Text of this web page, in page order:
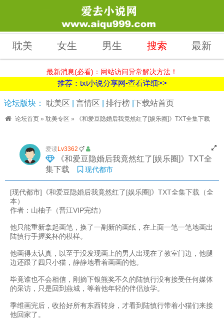
耽美 女生 男生 搜索 最新
最新消息(必看)：网站访问异常解决方法！
推荐：txt小说分享网-查看详细>>
论坛版块： 耽美区 言情区 排行榜 下载站首页
论坛首页 » 耽美专区 » 《和爱豆隐婚后我竟然红了[娱乐圈]》TXT全集下载
爱读 Lv3362
《和爱豆隐婚后我竟然红了[娱乐圈]》TXT全
集下载
现代都市
[现代都市]《和爱豆隐婚后我竟然红了[娱乐圈]》TXT全集下载（全
本）
作者：山柚子（晋江VIP完结）
他只能重新拿起画笔，换了一副新的画纸，在上面一笔一笔地画出
陆慎行手握奖杯的模样。
他画得太认真，以至于没发现画上的男人出现在了教室门边，他腿
边还跟了四只小猫，静静地看着画画的他。
毕竟谁也不会相信，刚摘下银熊奖不久的陆慎行没有接受任何媒体
的采访，只是回到燕城，等着他年轻的伴侣放学。
季维画完后，收拾好所有东西转身，才看到陆慎行带着小猫们来接
他回家了。